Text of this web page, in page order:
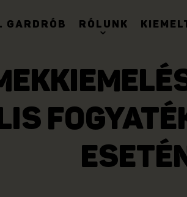
GARDRÓB RÓLUNK